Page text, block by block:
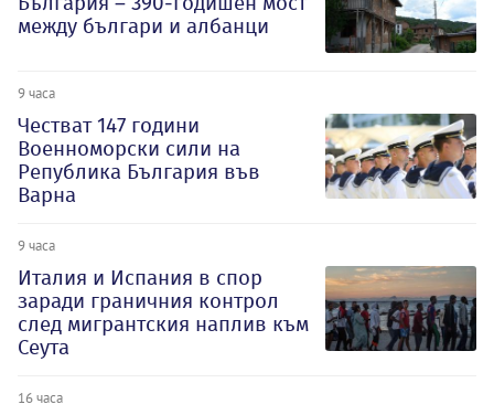
между българи и албанци
9 часа
Честват 147 години
Военноморски сили на
Република България във
Варна
9 часа
Италия и Испания в спор
заради граничния контрол
след мигрантския наплив към
Сеута
16 часа